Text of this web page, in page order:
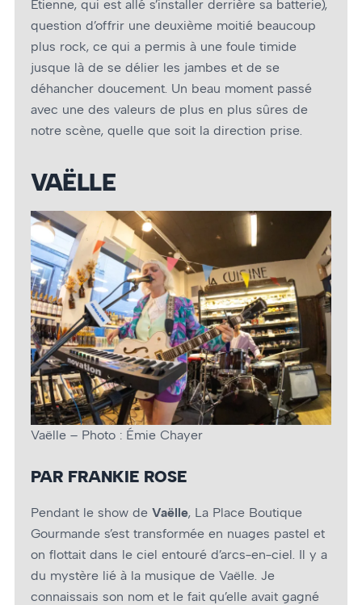
Etienne, qui est allé s’installer derrière sa batterie),
question d’offrir une deuxième moitié beaucoup
plus rock, ce qui a permis à une foule timide
jusque là de se délier les jambes et de se
déhancher doucement. Un beau moment passé
avec une des valeurs de plus en plus sûres de
notre scène, quelle que soit la direction prise.
VAËLLE
Vaëlle – Photo : Émie Chayer
PAR FRANKIE ROSE
Pendant le show de Vaëlle, La Place Boutique
Gourmande s’est transformée en nuages pastel et
on flottait dans le ciel entouré d’arcs-en-ciel. Il y a
du mystère lié à la musique de Vaëlle. Je
connaissais son nom et le fait qu’elle avait gagné